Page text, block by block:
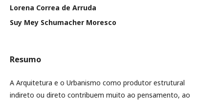
Lorena Correa de Arruda
Suy Mey Schumacher Moresco
Resumo
A Arquitetura e o Urbanismo como produtor estrutural
indireto ou direto contribuem muito ao pensamento, ao